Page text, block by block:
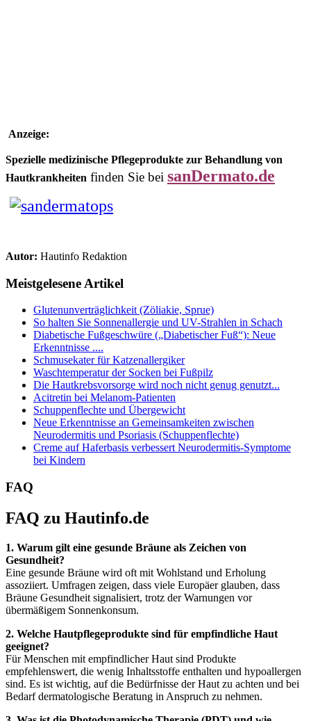
Anzeige:
Spezielle medizinische Pflegeprodukte zur Behandlung von
Hautkrankheiten finden Sie bei sanDermato.de
Autor: Hautinfo Redaktion
Meistgelesene Artikel
Glutenunverträglichkeit (Zöliakie, Sprue)
So halten Sie Sonnenallergie und UV-Strahlen in Schach
Diabetische Fußgeschwüre („Diabetischer Fuß“): Neue
Erkenntnisse ....
Schmusekater für Katzenallergiker
Waschtemperatur der Socken bei Fußpilz
Die Hautkrebsvorsorge wird noch nicht genug genutzt...
Acitretin bei Melanom-Patienten
Schuppenflechte und Übergewicht
Neue Erkenntnisse an Gemeinsamkeiten zwischen
Neurodermitis und Psoriasis (Schuppenflechte)
Creme auf Haferbasis verbessert Neurodermitis-Symptome
bei Kindern
FAQ
FAQ zu Hautinfo.de
1. Warum gilt eine gesunde Bräune als Zeichen von
Gesundheit?
Eine gesunde Bräune wird oft mit Wohlstand und Erholung
assoziiert. Umfragen zeigen, dass viele Europäer glauben, dass
Bräune Gesundheit signalisiert, trotz der Warnungen vor
übermäßigem Sonnenkonsum.
2. Welche Hautpflegeprodukte sind für empfindliche Haut
geeignet?
Für Menschen mit empfindlicher Haut sind Produkte
empfehlenswert, die wenig Inhaltsstoffe enthalten und hypoallergen
sind. Es ist wichtig, auf die Bedürfnisse der Haut zu achten und bei
Bedarf dermatologische Beratung in Anspruch zu nehmen.